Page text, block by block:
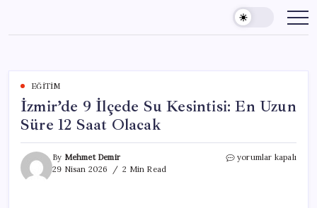
content
EĞITIM
İzmir’de 9 İlçede Su Kesintisi: En Uzun
Süre 12 Saat Olacak
By Mehmet Demir
29 Nisan 2026
2 Min Read
İzmir’de
yorumlar kapalı